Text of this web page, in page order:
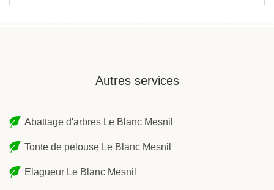
Autres services
Abattage d'arbres Le Blanc Mesnil
Tonte de pelouse Le Blanc Mesnil
Elagueur Le Blanc Mesnil